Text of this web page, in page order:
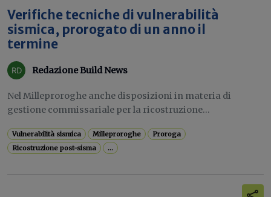
Verifiche tecniche di vulnerabilità
sismica, prorogato di un anno il
termine
Redazione Build News
Nel Milleproroghe anche disposizioni in materia di
gestione commissariale per la ricostruzione...
Vulnerabilità sismica Milleproroghe
Proroga
Ricostruzione post-sisma
...